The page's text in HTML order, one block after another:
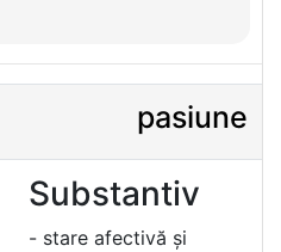
pasiune
Substantiv
- stare afectivă și